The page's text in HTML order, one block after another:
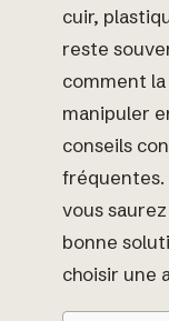
cuir,
reste
comment la
manipuler
conseils
fréquentes.
vous
bonne
choisir une